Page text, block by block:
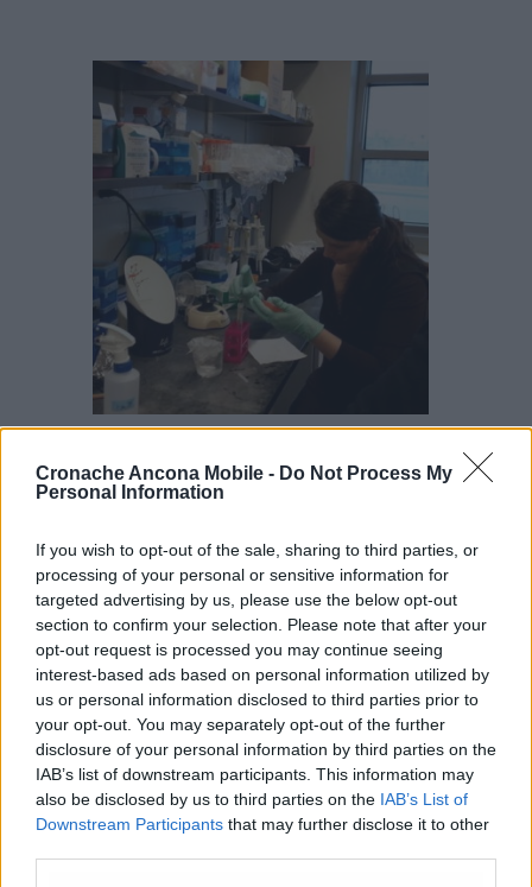
Cronache Ancona Mobile - Do Not Process My
Personal Information
If you wish to opt-out of the sale, sharing to third parties, or
processing of your personal or sensitive information for
targeted advertising by us, please use the below opt-out
section to confirm your selection. Please note that after your
opt-out request is processed you may continue seeing
interest-based ads based on personal information utilized by
us or personal information disclosed to third parties prior to
your opt-out. You may separately opt-out of the further
disclosure of your personal information by third parties on the
IAB’s list of downstream participants. This information may
also be disclosed by us to third parties on the IAB’s List of
Downstream Participants that may further disclose it to other
a New Nork
Un secondo aspetto riguarda il vaccino e il
non alternative – continua la ricercatrice – il
vaccino permette di debellare la malattia, che
scomparirà quando i contagi termineranno. Il
plasma invece è curativo, serve per guarire,
non per fare prevenzione. Inoltre col plasma
si potrebbero trasferire anche altre patologie
quindi non può essere usato così alla leggera
come si vuol far credere, e soprattutto non è
una cura a costo zero». Anche sul fatto che
bisogna riaprire tutto perché il virus non è
così pericoloso, ma si sta solo cercando di
creare panico, la dottoressa vuole far